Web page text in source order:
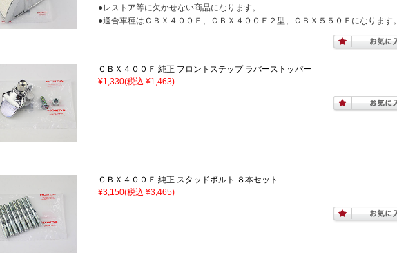
●レストア等に欠かせない商品になります。
●適合車種はＣＢＸ４００Ｆ、ＣＢＸ４００Ｆ２型、ＣＢＸ５５０Ｆになります。
ＣＢＸ４００Ｆ 純正 フロントステップ ラバーストッパー
¥1,330(税込 ¥1,463)
ＣＢＸ４００Ｆ 純正 スタッドボルト ８本セット
¥3,150(税込 ¥3,465)